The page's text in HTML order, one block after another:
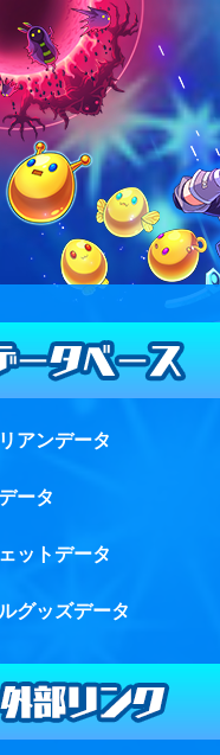
アンデータ
ータ
ットデータ
グッズデータ